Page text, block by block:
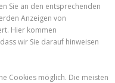
Sie an den entsprechenden
Anzeigen von
Hier kommen
wir Sie darauf hinweisen
Cookies möglich. Die meisten